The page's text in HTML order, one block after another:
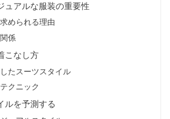
ュアルな服装の重要性
められる理由
係
こなし方
たスーツスタイル
クニック
ルを予測する